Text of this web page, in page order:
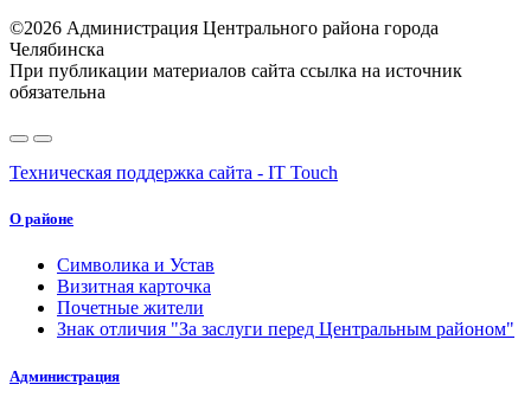
©2026 Администрация Центрального района города
Челябинска
При публикации материалов сайта ссылка на источник
обязательна
Техническая поддержка сайта - IT Touch
О районе
Символика и Устав
Визитная карточка
Почетные жители
Знак отличия "За заслуги перед Центральным районом"
Администрация